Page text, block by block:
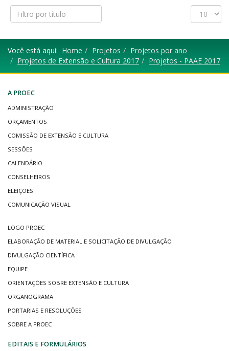
Filtro
por
Exibir
#
Você está aqui: Home Projetos
Projetos por ano
Projetos de Extensão e Cultura 2017
Projetos - PAAE 2017
A PROEC
ADMINISTRAÇÃO
ORÇAMENTOS
COMISSÃO DE EXTENSÃO E CULTURA
SESSÕES
CALENDÁRIO
CONSELHEIROS
ELEIÇÕES
COMUNICAÇÃO VISUAL
LOGO PROEC
ELABORAÇÃO DE MATERIAL E SOLICITAÇÃO DE DIVULGAÇÃO
DIVULGAÇÃO CIENTÍFICA
EQUIPE
ORIENTAÇÕES SOBRE EXTENSÃO E CULTURA
ORGANOGRAMA
PORTARIAS E RESOLUÇÕES
SOBRE A PROEC
EDITAIS E FORMULÁRIOS